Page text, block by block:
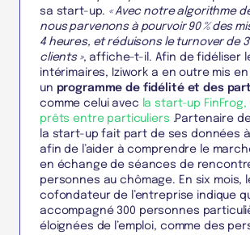
sa start-up. « Avec notre algorithme
nous parvenons à pourvoir 90 % des
4 heures, et réduisons le turnover de
clients », affiche-t-il. Afin de fidéliser
intérimaires, Iziwork a en outre mis
un programme de fidélité et des
comme celui avec la start-up
prêts entre particuliers .Partenaire
la start-up fait part de ses données à
afin de l’aider à comprendre le
en échange de séances de
personnes au chômage. En six mois,
cofondateur de l’entreprise indique
accompagné 300 personnes
éloignées de l’emploi, comme des